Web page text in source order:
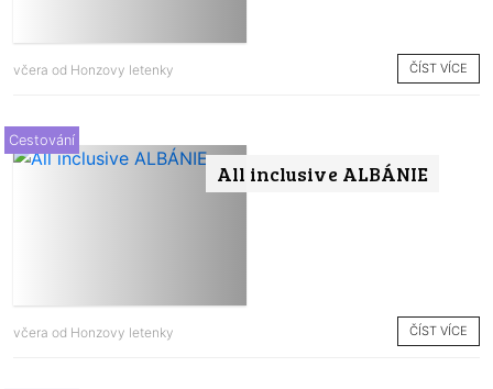
včera od Honzovy letenky ČÍST VÍCE
All inclusive ALBÁNIE
Cestování
včera od Honzovy letenky ČÍST VÍCE